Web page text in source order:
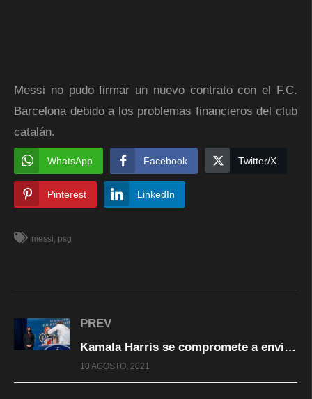
Messi no pudo firmar un nuevo contrato con el F.C.
Barcelona debido a los problemas financieros del club
catalán.
WhatsApp Facebook Twitter/X
Pinterest LinkedIn
messi psg
PREV
Kamala Harris se compromete a enviar más vacunas a México, tras llamada con AMLO
10 AGOSTO, 2021